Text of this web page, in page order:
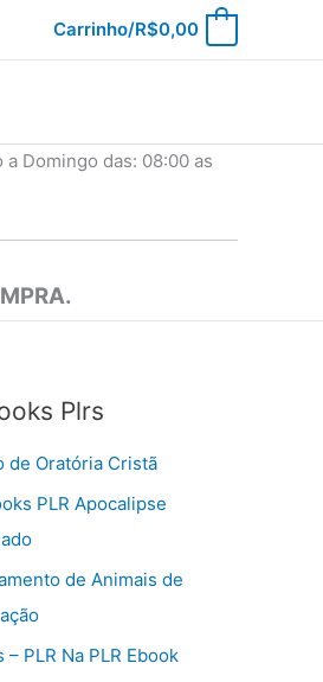
Carrinho/R$0,00
Domingo das: 08:00 as
Plrs
de Oratória Cristã
PLR Apocalipse
de Animais de
– PLR Na PLR Ebook